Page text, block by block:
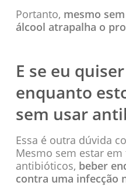
Portanto, mesmo
álcool atrapalha o
E se eu
enquanto
sem usar
Essa é outra dúvida
Mesmo sem estar
antibióticos, beber
contra uma infecção